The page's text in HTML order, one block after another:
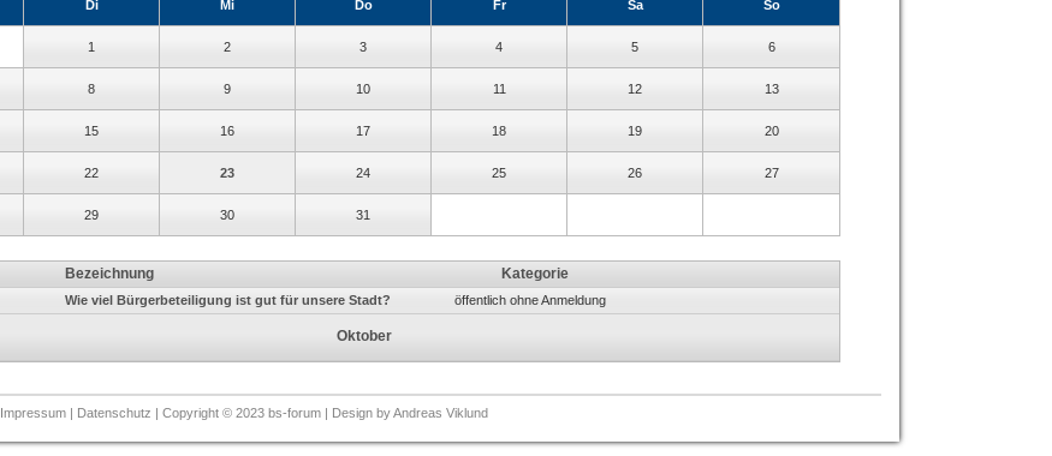
Di Mi Do Fr Sa So
1 2 3 4 5 6
8 9 10 11 12 13
15 16 17 18 19 20
22 23 24 25 26 27
29 30 31
Bezeichnung Kategorie
Wie viel Bürgerbeteiligung ist gut für unsere Stadt? öffentlich ohne Anmeldung
Oktober
Impressum | Datenschutz | Copyright © 2023 bs-forum | Design byAndreas Viklund